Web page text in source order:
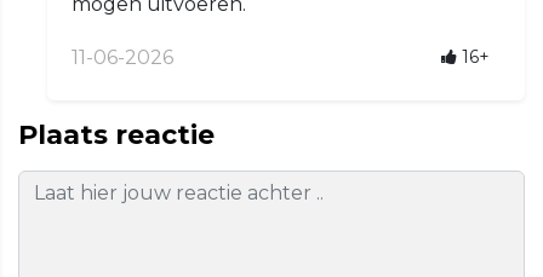
11-06-2026 16+
Plaats reactie